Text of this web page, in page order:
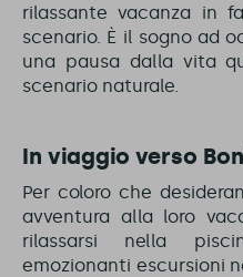
rilassante vacanza in
scenario. È il sogno ad
una pausa dalla vita
scenario naturale.
In viaggio verso
Per coloro che
avventura alla loro
rilassarsi nella
emozionanti escursioni